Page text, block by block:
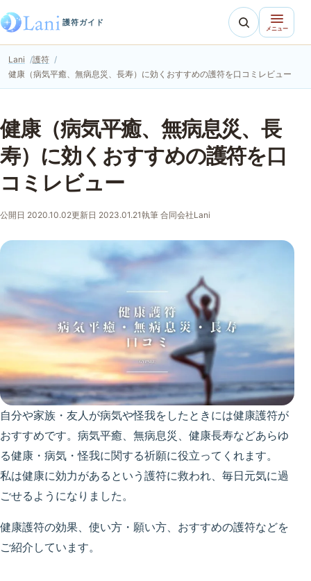
護符ガイド
メニュー
Lani
護符
健康（病気平癒、無病息災、長寿）に効くおすすめの護符を口コミレビュー
健康（病気平癒、無病息災、長
寿）に効くおすすめの護符を口
コミレビュー
公開日 2020.10.02更新日 2023.01.21執筆 合同会社Lani
自分や家族・友人が病気や怪我をしたときには健康護符が
おすすめです。病気平癒、無病息災、健康長寿などあらゆ
る健康・病気・怪我に関する祈願に役立ってくれます。
私は健康に効力があるという護符に救われ、毎日元気に過
ごせるようになりました。
健康護符の効果、使い方・願い方、おすすめの護符などを
ご紹介しています。